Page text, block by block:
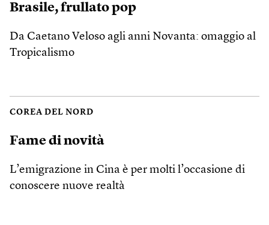
Brasile, frullato pop
Da Caetano Veloso agli anni Novanta: omaggio al
Tropicalismo
COREA DEL NORD
Fame di novità
L’emigrazione in Cina è per molti l’occasione di
conoscere nuove realtà